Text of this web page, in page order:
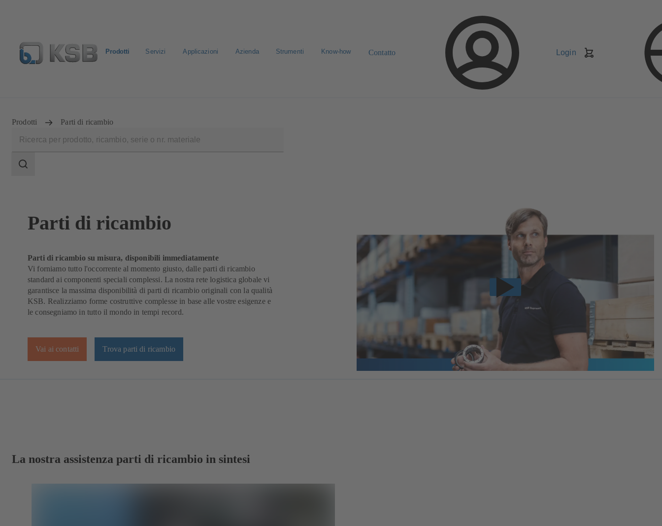
Prodotti Servizi Applicazioni Azienda Strumenti Know-how Contatto Login
Prodotti Parti di ricambio
della
Ambito
Parti di ricambio
Parti di ricambio su misura, disponibili immediatamente
Vi forniamo tutto l'occorrente al momento giusto, dalle parti di ricambio
standard ai componenti speciali complessi. La nostra rete logistica globale vi
garantisce la massima disponibilità di parti di ricambio originali con la qualità
KSB. Realizziamo forme costruttive complesse in base alle vostre esigenze e
le consegniamo in tutto il mondo in tempi record.
Vai ai contatti Trova parti di ricambio
La nostra assistenza parti di ricambio in sintesi